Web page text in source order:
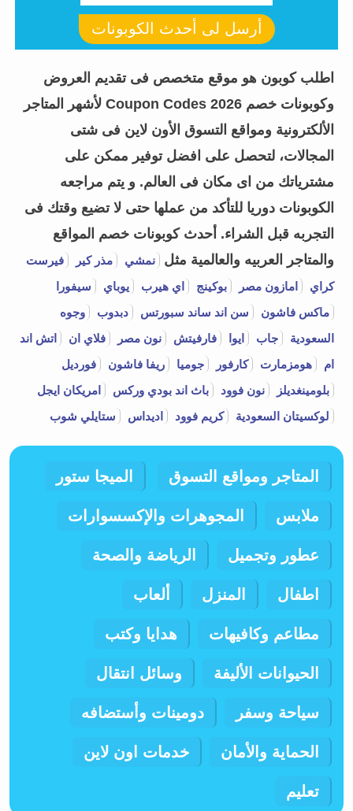
أرسل لى أحدث الكوبونات
اطلب كوبون هو موقع متخصص فى تقديم العروض
وكوبونات خصم Coupon Codes 2026 لأشهر المتاجر
الألكترونية ومواقع التسوق الأون لاين فى شتى
المجالات، لتحصل على افضل توفير ممكن على
مشترياتك من اى مكان فى العالم. و يتم مراجعه
الكوبونات دوريا للتأكد من عملها حتى لا تضيع وقتك فى
التجربه قبل الشراء. أحدث كوبونات خصم المواقع
والمتاجر العربيه والعالمية مثل
نمشي مذر كير
فيرست
كراي
امازون مصر بوكينج اي هيرب يوباي
سيفورا
ماكس فاشون
سن اند ساند سبورتس دبدوب
وجوه
السعودية
جاب ايوا فارفيتش نون مصر فلاي ان
اتش اند
ام
هومزمارت كارفور جوميا ريفا فاشون
فورديل
بلومينغديلز
نون فوود باث اند بودي وركس
امريكان ايجل
لوكسيتان السعودية
كريم فوود اديداس ستايلي شوب
المتاجر ومواقع التسوق الميجا ستور
ملابس المجوهرات والإكسسوارات
عطور وتجميل الرياضة والصحة
اطفال المنزل ألعاب
مطاعم وكافيهات هدايا وكتب
الحيوانات الأليفة وسائل انتقال
سياحة وسفر دومينات وأستضافه
الحماية والأمان خدمات اون لاين
تعليم